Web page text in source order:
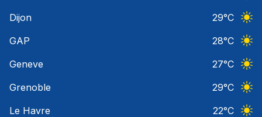
Dijon
29°C
GAP
28°C
Geneve
27°C
Grenoble
29°C
Le Havre
22°C